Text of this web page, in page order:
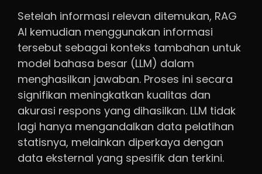
Setelah informasi relevan ditemukan, RAG
AI kemudian menggunakan informasi
tersebut sebagai konteks tambahan untuk
model bahasa besar (LLM) dalam
menghasilkan jawaban. Proses ini secara
signifikan meningkatkan kualitas dan
akurasi respons yang dihasilkan. LLM tidak
lagi hanya mengandalkan data pelatihan
statisnya, melainkan diperkaya dengan
data eksternal yang spesifik dan terkini.